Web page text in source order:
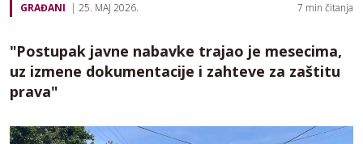
GRAĐANI 25. MAJ 2026. 7 min čitanja
"Postupak javne nabavke trajao je mesecima,
uz izmene dokumentacije i zahteve za zaštitu
prava"